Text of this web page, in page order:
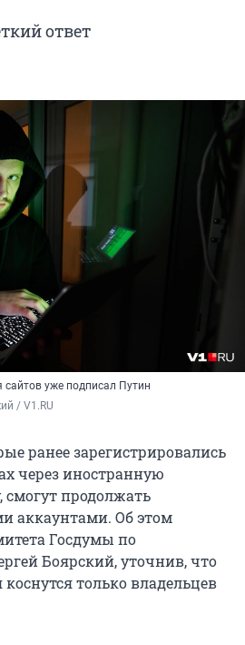
ответ
уже подписал Путин
/ V1.RU
ранее зарегистрировались
через иностранную
продолжать
аккаунтами. Об этом
Госдумы по
Боярский, уточнив, что
только владельцев